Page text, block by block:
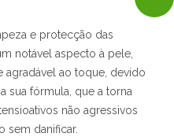
e protecção das
notável aspecto à pele,
agradável ao toque, devido
sua fórmula, que a torna
não agressivos
sem danificar.